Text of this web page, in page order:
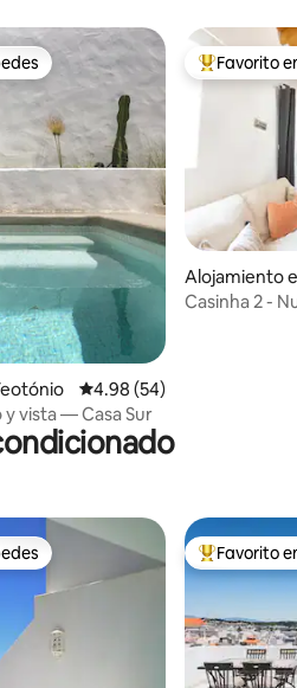
reseñas
Calificación promedio: 4.98
4.98 (54)
y vista — Casa Sur
Favorito
Favorito
Alojamiento
Casinha 2 -
Favorito
Favorito